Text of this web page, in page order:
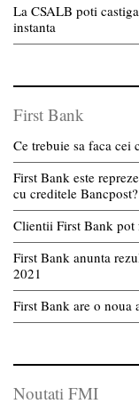
La CSALB poti
instanta
First Bank
Ce trebuie sa faca cei
First Bank este
cu creditele Bancpost?
Clientii First Bank pot
First Bank anunta
2021
First Bank are o noua
Noutati FMI